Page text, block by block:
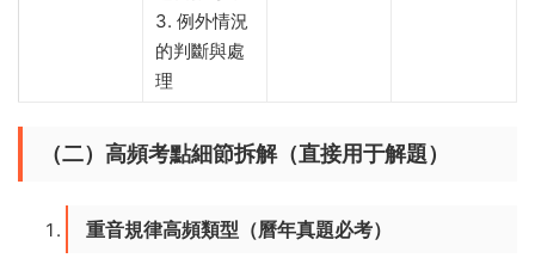
3. 例外情況
的判斷與處
理
（二）高頻考點細節拆解（直接用于解題）
重音規律高頻類型（曆年真題必考）